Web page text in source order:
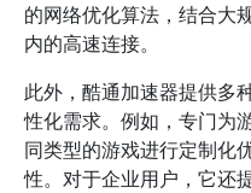
的网络优化算法，结合大
内的高速连接。
此外，酷通加速器提供多
性化需求。例如，专门为
同类型的游戏进行定制化
性。对于企业用户，它还